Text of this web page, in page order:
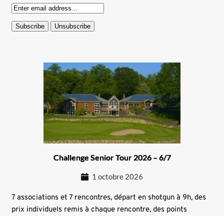
Challenge Senior Tour 2026 – 6/7
1 octobre 2026
7 associations et 7 rencontres, départ en shotgun à 9h, des
prix individuels remis à chaque rencontre, des points